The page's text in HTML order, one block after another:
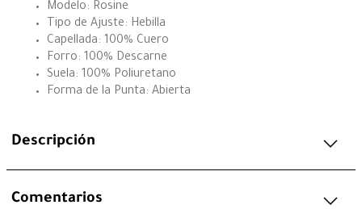
Modelo: Rosine
Tipo de Ajuste: Hebilla
Capellada: 100% Cuero
Forro: 100% Descarne
Suela: 100% Poliuretano
Forma de la Punta: Abierta
Descripción
Comentarios